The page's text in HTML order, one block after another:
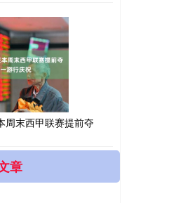
周末西甲联赛提前夺
章